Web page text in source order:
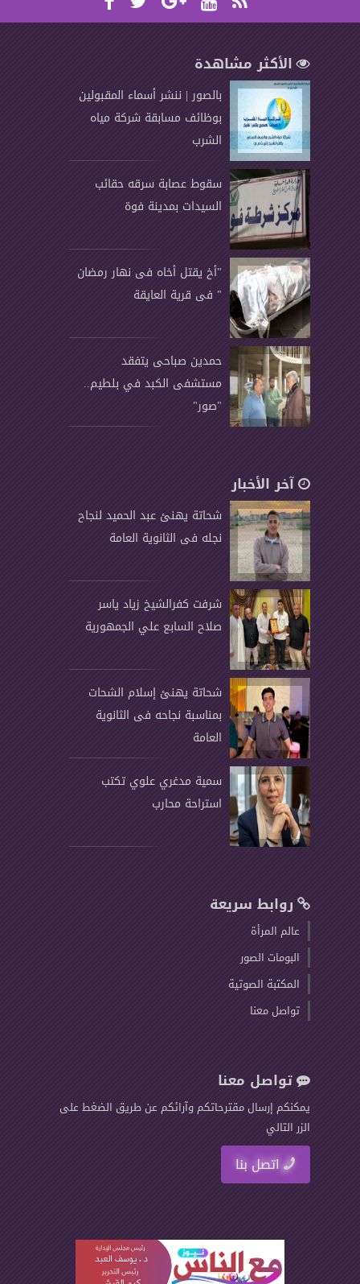
الأكثر مشاهدة
بالصور | ننشر أسماء المقبولين
بوظائف مسابقة شركة مياه
الشرب
سقوط عصابة سرقه حقائب
السيدات بمدينة فوة
"أخ يقتل أخاه فى نهار رمضان
" فى قرية العايقة
حمدين صباحى يتفقد
مستشفى الكبد في بلطيم..
"صور"
آخر الأخبار
شحاتة يهنئ عبد الحميد لنجاح
نجله فى الثانوية العامة
شرفت كفرالشيخ زياد ياسر
صلاح السابع علي الجمهورية
شحاتة يهنئ إسلام الشحات
بمناسبة نجاحه فى الثانوية
العامة
سمية مدغري علوي تكتب
استراحة محارب
روابط سريعة
عالم المرأة
البومات الصور
المكتبة الصوتية
تواصل معنا
تواصل معنا
يمكنكم إرسال مقترحاتكم وآرائكم عن طريق الضغط على
الزر التالي
اتصل بنا